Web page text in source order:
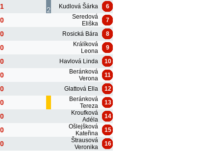
Kudlová Šárka 6
Seredová
Eliška
7
Rosická Bára 8
Králíková
Leona
9
Havlová Linda 10
Beránková
Verona
11
Glattová Ella 12
Beránková
Tereza
13
Kroufková
Adéla
14
Ošlejšková
Kateřina
15
Štrausová
Veronika
16